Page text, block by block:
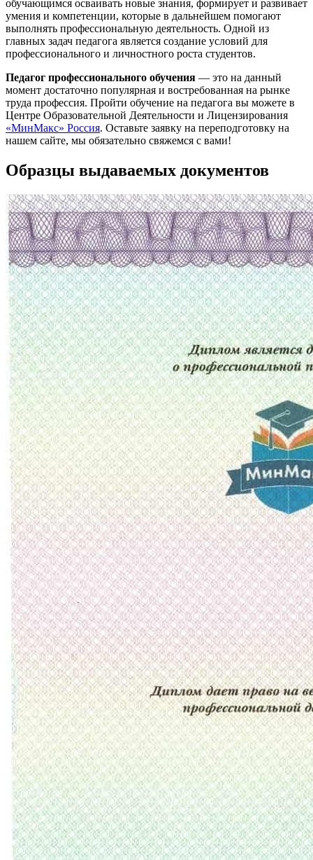
обучающимся осваивать новые знания, формирует и развивает
умения и компетенции, которые в дальнейшем помогают
выполнять профессиональную деятельность. Одной из
главных задач педагога является создание условий для
профессионального и личностного роста студентов.
Педагог профессионального обучения — это на данный
момент достаточно популярная и востребованная на рынке
труда профессия. Пройти обучение на педагога вы можете в
Центре Образовательной Деятельности и Лицензирования
«МинМакс» Россия. Оставьте заявку на переподготовку на
нашем сайте, мы обязательно свяжемся с вами!
Образцы выдаваемых документов